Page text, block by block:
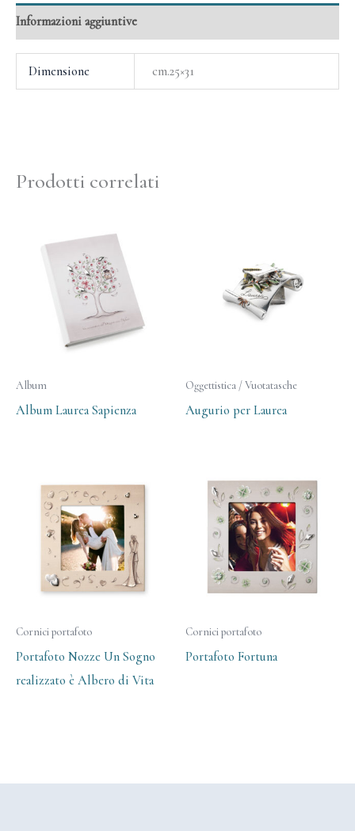
Informazioni aggiuntive
Dimensione cm.25×31
Prodotti correlati
Album
Album Laurea Sapienza
Oggettistica / Vuotatasche
Augurio per Laurea
Cornici portafoto
Portafoto Nozze Un Sogno
realizzato è Albero di Vita
Cornici portafoto
Portafoto Fortuna